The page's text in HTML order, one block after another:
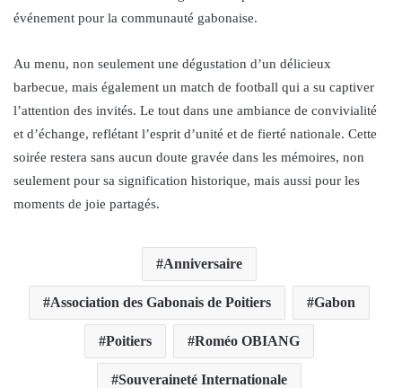
événement pour la communauté gabonaise.
Au menu, non seulement une dégustation d’un délicieux
barbecue, mais également un match de football qui a su captiver
l’attention des invités. Le tout dans une ambiance de convivialité
et d’échange, reflétant l’esprit d’unité et de fierté nationale. Cette
soirée restera sans aucun doute gravée dans les mémoires, non
seulement pour sa signification historique, mais aussi pour les
moments de joie partagés.
Anniversaire
Association des Gabonais de Poitiers Gabon
Poitiers Roméo OBIANG
Souveraineté Internationale